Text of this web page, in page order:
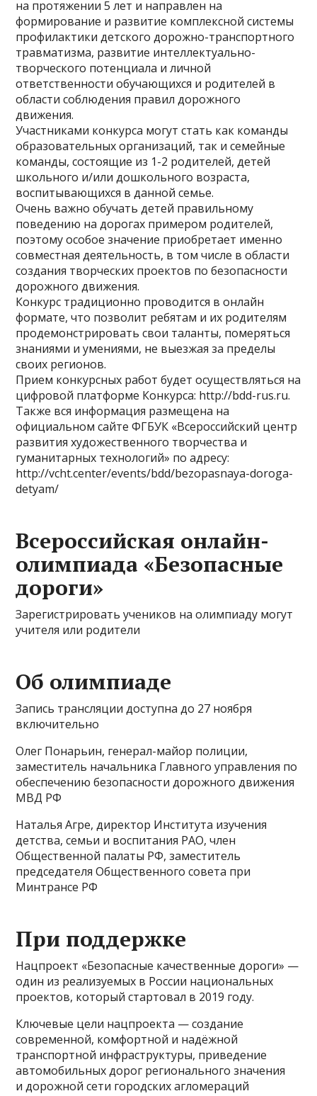
на протяжении 5 лет и направлен на
формирование и развитие комплексной системы
профилактики детского дорожно-транспортного
травматизма, развитие интеллектуально-
творческого потенциала и личной
ответственности обучающихся и родителей в
области соблюдения правил дорожного
движения.
Участниками конкурса могут стать как команды
образовательных организаций, так и семейные
команды, состоящие из 1-2 родителей, детей
школьного и/или дошкольного возраста,
воспитывающихся в данной семье.
Очень важно обучать детей правильному
поведению на дорогах примером родителей,
поэтому особое значение приобретает именно
совместная деятельность, в том числе в области
создания творческих проектов по безопасности
дорожного движения.
Конкурс традиционно проводится в онлайн
формате, что позволит ребятам и их родителям
продемонстрировать свои таланты, померяться
знаниями и умениями, не выезжая за пределы
своих регионов.
Прием конкурсных работ будет осуществляться на
цифровой платформе Конкурса: http://bdd-rus.ru.
Также вся информация размещена на
официальном сайте ФГБУК «Всероссийский центр
развития художественного творчества и
гуманитарных технологий» по адресу:
http://vcht.center/events/bdd/bezopasnaya-doroga-
detyam/
Всероссийская онлайн-
олимпиада «Безопасные
дороги»
Зарегистрировать учеников на олимпиаду могут
учителя или родители
Об олимпиаде
Запись трансляции доступна до 27 ноября
включительно
Олег Понарьин, генерал-майор полиции,
заместитель начальника Главного управления по
обеспечению безопасности дорожного движения
МВД РФ
Наталья Агре, директор Института изучения
детства, семьи и воспитания РАО, член
Общественной палаты РФ, заместитель
председателя Общественного совета при
Минтрансе РФ
При поддержке
Нацпроект «Безопасные качественные дороги» —
один из реализуемых в России национальных
проектов, который стартовал в 2019 году.
Ключевые цели нацпроекта — создание
современной, комфортной и надёжной
транспортной инфраструктуры, приведение
автомобильных дорог регионального значения
и дорожной сети городских агломераций